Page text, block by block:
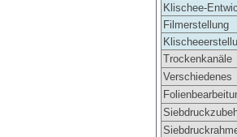
Klischee-
Filmerstellung
Trockenkanäle
Verschiedenes